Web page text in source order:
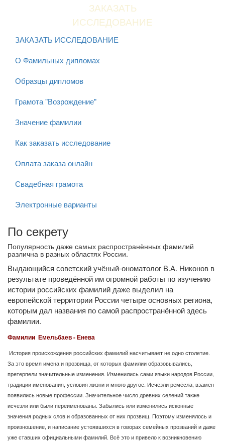
ЗАКАЗАТЬ
ИССЛЕДОВАНИЕ
ЗАКАЗАТЬ ИССЛЕДОВАНИЕ
О Фамильных дипломах
Образцы дипломов
Грамота "Возрождение"
Значение фамилии
Как заказать исследование
Оплата заказа онлайн
Свадебная грамота
Электронные варианты
По секрету
Популярность даже самых распространённых фамилий
различна в разных областях России.
Выдающийся советский учёный-ономатолог В.А. Никонов в
результате проведённой им огромной работы по изучению
истории российских фамилий даже выделил на
европейской территории России четыре основных региона,
которым дал названия по самой распространённой здесь
фамилии.
Фамилии Емельбаев - Енева
История происхождения российских фамилий насчитывает не одно столетие.
За это время имена и прозвища, от которых фамилии образовывались,
претерпели значительные изменения. Изменились сами языки народов России,
традиции именования, условия жизни и много другое. Исчезли ремёсла, взамен
появились новые профессии. Значительное число древних селений также
исчезли или были переименованы. Забылись или изменились исконные
значения родных слов и образованных от них прозвищ. Поэтому изменялось и
произношение, и написание устоявшихся в говорах семейных прозваний и даже
уже ставших официальными фамилий. Всё это и привело к возникновению